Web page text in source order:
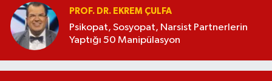
PROF. DR. EKREM ÇULFA
Psikopat, Sosyopat, Narsist Partnerlerin
Yaptığı 50 Manipülasyon